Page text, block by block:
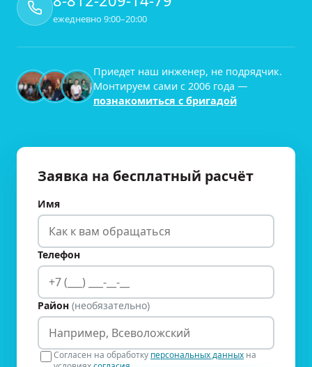
ежедневно 9:00–20:00
Приедет наш инженер, не подрядчик.
Монтируем сами с 2006 года —
познакомиться с бригадой
Заявка на бесплатный расчёт
Имя
Телефон
Район (необязательно)
Согласен на обработку персональных данных на